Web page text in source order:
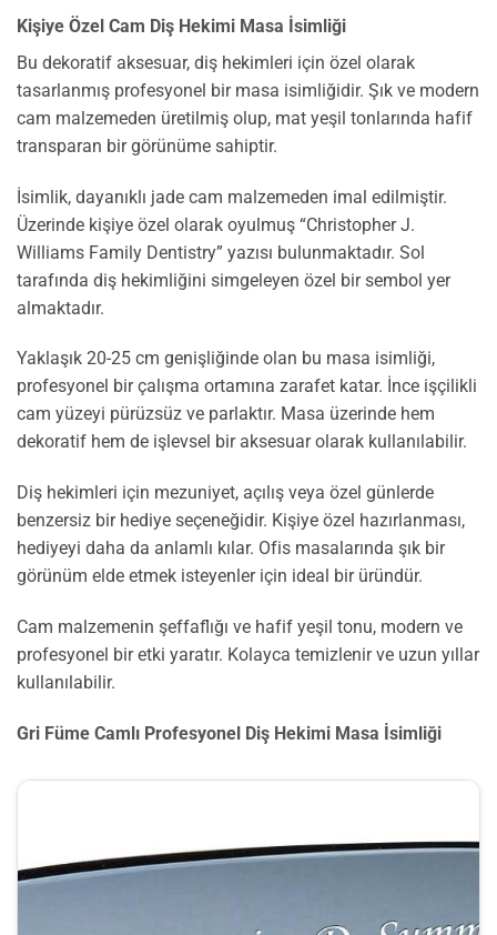
Kişiye Özel Cam Diş Hekimi Masa İsimliği
Bu dekoratif aksesuar, diş hekimleri için özel olarak
tasarlanmış profesyonel bir masa isimliğidir. Şık ve modern
cam malzemeden üretilmiş olup, mat yeşil tonlarında hafif
transparan bir görünüme sahiptir.
İsimlik, dayanıklı jade cam malzemeden imal edilmiştir.
Üzerinde kişiye özel olarak oyulmuş “Christopher J.
Williams Family Dentistry” yazısı bulunmaktadır. Sol
tarafında diş hekimliğini simgeleyen özel bir sembol yer
almaktadır.
Yaklaşık 20-25 cm genişliğinde olan bu masa isimliği,
profesyonel bir çalışma ortamına zarafet katar. İnce işçilikli
cam yüzeyi pürüzsüz ve parlaktır. Masa üzerinde hem
dekoratif hem de işlevsel bir aksesuar olarak kullanılabilir.
Diş hekimleri için mezuniyet, açılış veya özel günlerde
benzersiz bir hediye seçeneğidir. Kişiye özel hazırlanması,
hediyeyi daha da anlamlı kılar. Ofis masalarında şık bir
görünüm elde etmek isteyenler için ideal bir üründür.
Cam malzemenin şeffaflığı ve hafif yeşil tonu, modern ve
profesyonel bir etki yaratır. Kolayca temizlenir ve uzun yıllar
kullanılabilir.
Gri Füme Camlı Profesyonel Diş Hekimi Masa İsimliği